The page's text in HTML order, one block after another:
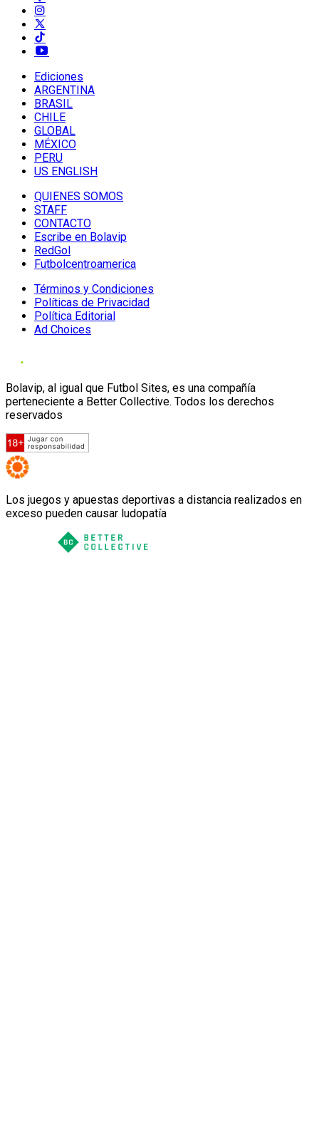
Ediciones
ARGENTINA
BRASIL
CHILE
GLOBAL
MÉXICO
PERU
US ENGLISH
QUIENES SOMOS
STAFF
CONTACTO
Escribe en Bolavip
RedGol
Futbolcentroamerica
Términos y Condiciones
Políticas de Privacidad
Política Editorial
Ad Choices
Bolavip, al igual que Futbol Sites, es una compañía
perteneciente a Better Collective. Todos los derechos
reservados
Los juegos y apuestas deportivas a distancia realizados en
exceso pueden causar ludopatía